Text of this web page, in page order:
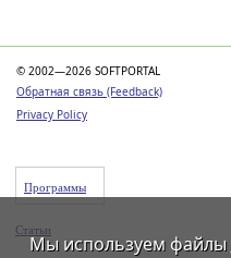
© 2002—2026 SOFTPORTAL
Обратная связь (Feedback)
Privacy Policy
Программы
Статьи
Мы используем файлы